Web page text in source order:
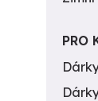
PRO